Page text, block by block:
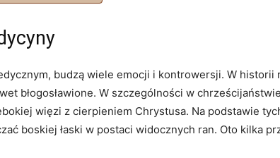
budzą wiele ​emocji i ⁤kontrowersji. W historii
błogosławione. W szczególności w
więzi⁤ z cierpieniem Chrystusa. Na podstawie
boskiej ​łaski w postaci widocznych ran. Oto‍ kilka